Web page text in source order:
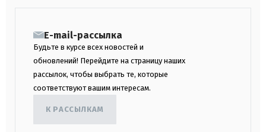
E-mail-рассылка
Будьте в курсе всех новостей и
обновлений! Перейдите на страницу наших
рассылок, чтобы выбрать те, которые
соответствуют вашим интересам.
К РАССЫЛКАМ